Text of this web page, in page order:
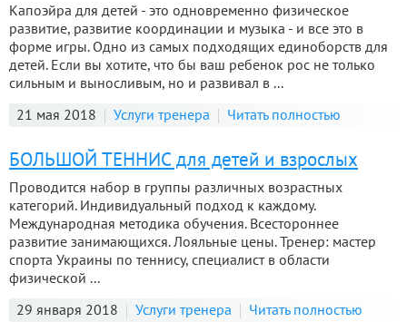
Капоэйра для детей - это одновременно физическое
развитие, развитие координации и музыка - и все это в
форме игры. Одно из самых подходящих единоборств для
детей. Если вы хотите, что бы ваш ребенок рос не только
сильным и выносливым, но и развивал в ...
21 мая 2018
Услуги тренера Читать полностью
БОЛЬШОЙ ТЕННИС для детей и взрослых
Проводится набор в группы различных возрастных
категорий. Индивидуальный подход к каждому.
Международная методика обучения. Всестороннее
развитие занимающихся. Лояльные цены. Тренер: мастер
спорта Украины по теннису, специалист в области
физической ...
29 января 2018
Услуги тренера Читать полностью